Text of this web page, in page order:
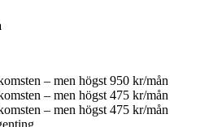
– men högst 950 kr/mån
– men högst 475 kr/mån
– men högst 475 kr/mån